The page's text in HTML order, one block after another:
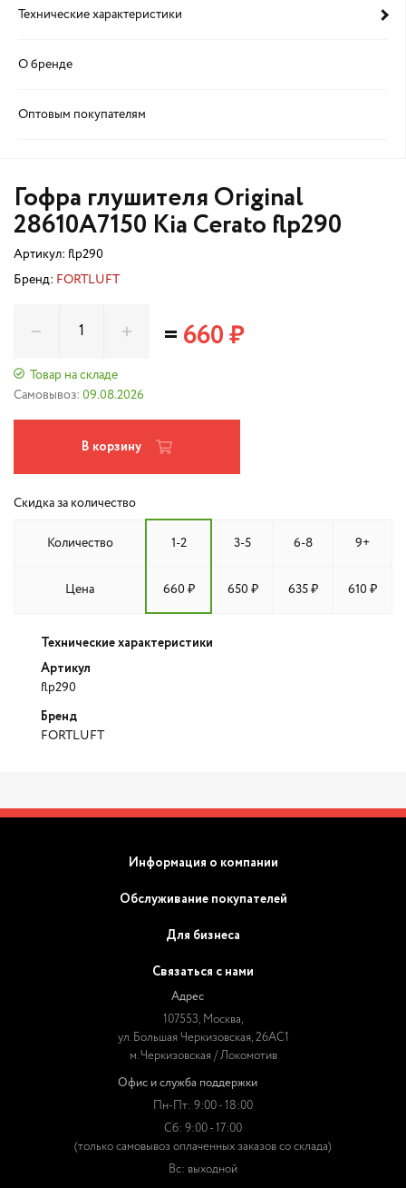
Технические характеристики
О бренде
Оптовым покупателям
Гофра глушителя Original
28610A7150 Kia Cerato flp290
Артикул: flp290
Бренд: FORTLUFT
Товар на складе
Самовывоз: 09.08.2026
=660 ₽
В корзину
Скидка за количество
Количество 1-2 3-5 6-8 9+
Цена 660 ₽ 650 ₽ 635 ₽ 610 ₽
Технические характеристики
Артикул
flp290
Бренд
FORTLUFT
Информация о компании
Обслуживание покупателей
Для бизнеса
Связаться с нами
Адрес
107553, Москва,
ул. Большая Черкизовская, 26АС1
м. Черкизовская / Локомотив
Офис и служба поддержки
Пн-Пт: 9:00 - 18:00
Сб: 9:00 - 17:00
(только самовывоз оплаченных заказов со склада)
Вс: выходной